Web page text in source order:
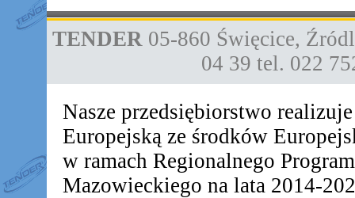
TENDER 05-860 Święcice,
04 39 tel. 022
Nasze przedsiębiorstwo
Europejską ze środków
w ramach Regionalnego
Mazowieckiego na lata 2014-